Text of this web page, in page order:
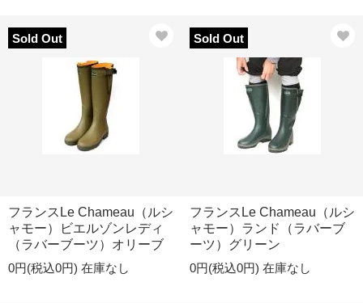
Sold Out
フランスLe Chameau（ルシ
ャモー）ビエルゾンレディ
（ラバーブーツ）オリーブ
0円(税込0円) 在庫なし
Sold Out
フランスLe Chameau（ルシ
ャモー）ランド（ラバーブ
ーツ）グリーン
0円(税込0円) 在庫なし